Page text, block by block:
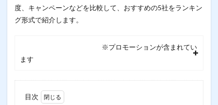
度、キャンペーンなどを比較して、おすすめの5社をランキン
グ形式で紹介します。
※プロモーションが含まれてい
ます
目次